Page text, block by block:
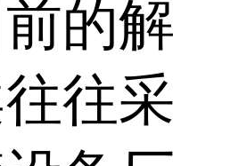
的解
往采